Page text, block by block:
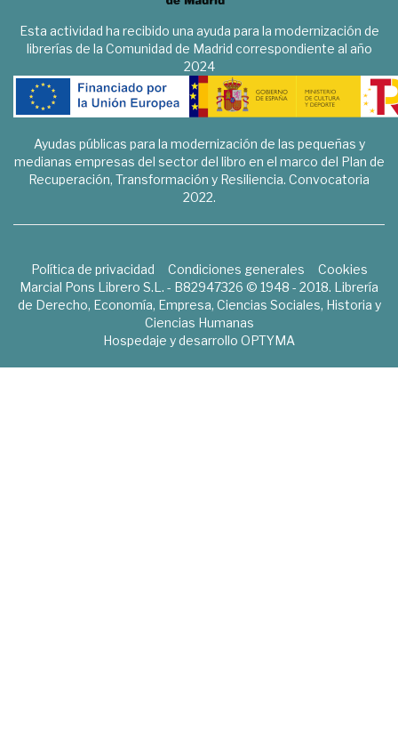
Esta actividad ha recibido una ayuda para la modernización de
librerías de la Comunidad de Madrid correspondiente al año
2024
Ayudas públicas para la modernización de las pequeñas y
medianas empresas del sector del libro en el marco del Plan de
Recuperación, Transformación y Resiliencia. Convocatoria
2022.
Política de privacidad Condiciones generales
Cookies
Marcial Pons Librero S.L. - B82947326 © 1948 - 2018. Librería
de Derecho, Economía, Empresa, Ciencias Sociales, Historia y
Ciencias Humanas
Hospedaje y desarrollo OPTYMA